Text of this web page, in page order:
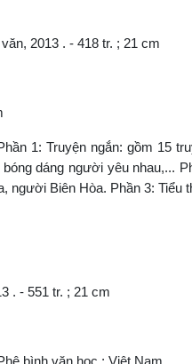
2013 . - 418 tr. ; 21 cm
1: Truyện ngắn: gồm 15
dáng người yêu nhau,...
người Biên Hòa. Phần 3: Tiểu
. - 551 tr. ; 21 cm
bình văn học ; Việt Nam